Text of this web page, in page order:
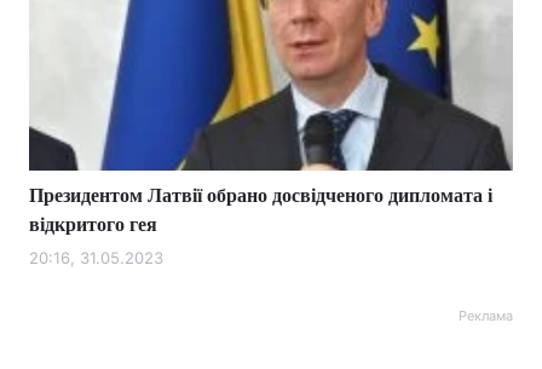
Президентом Латвії обрано досвідченого дипломата і
відкритого гея
20:16, 31.05.2023
Реклама